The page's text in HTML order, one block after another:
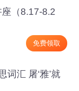
（8.17-8.2
免费领取
词汇 屠‘雅’就